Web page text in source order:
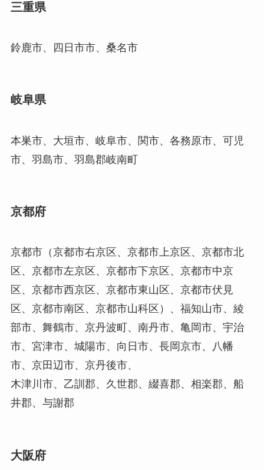
三重県
鈴鹿市、四日市市、桑名市
岐阜県
本巣市、大垣市、岐阜市、関市、各務原市、可児
市、羽島市、羽島郡岐南町
京都府
京都市（京都市右京区、京都市上京区、京都市北
区、京都市左京区、京都市下京区、京都市中京
区、京都市西京区、京都市東山区、京都市伏見
区、京都市南区、京都市山科区）、福知山市、綾
部市、舞鶴市、京丹波町、南丹市、亀岡市、宇治
市、宮津市、城陽市、向日市、長岡京市、八幡
市、京田辺市、京丹後市、
木津川市、乙訓郡、久世郡、綴喜郡、相楽郡、船
井郡、与謝郡
大阪府